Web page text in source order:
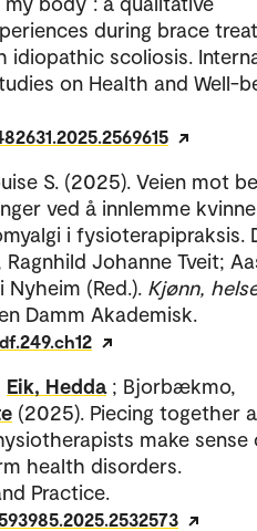
during brace
idiopathic scoliosis.
on Health and Well-
S. (2025). Veien mot
ved å innlemme
i fysioterapipraksis.
Johanne Tveit;
(Red.). Kjønn,
Damm Akademisk.
Eik, Hedda ; Bjorbækmo,
(2025). Piecing together a
make sense
health disorders.
Practice.